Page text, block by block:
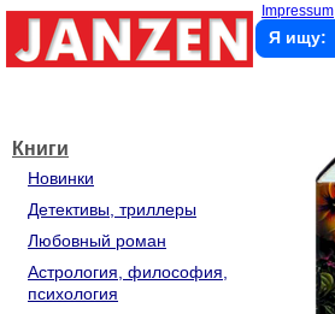
Impressum
Я ищу:
Книги
Новинки
Детективы, триллеры
Любовный роман
Астрология, философия,
психология